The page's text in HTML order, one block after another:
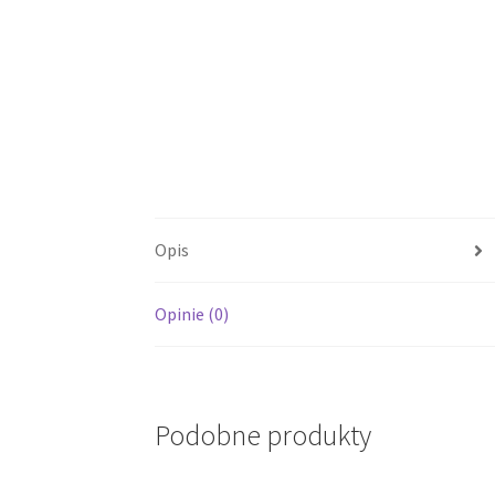
Opis
Opinie (0)
Podobne produkty